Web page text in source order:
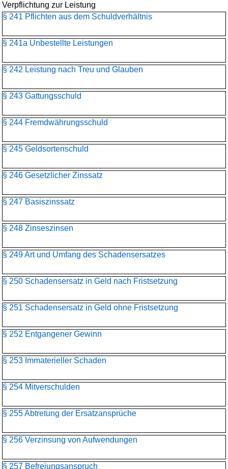
Verpflichtung zur Leistung
§ 241 Pflichten aus dem Schuldverhältnis
§ 241a Unbestellte Leistungen
§ 242 Leistung nach Treu und Glauben
§ 243 Gattungsschuld
§ 244 Fremdwährungsschuld
§ 245 Geldsortenschuld
§ 246 Gesetzlicher Zinssatz
§ 247 Basiszinssatz
§ 248 Zinseszinsen
§ 249 Art und Umfang des Schadensersatzes
§ 250 Schadensersatz in Geld nach Fristsetzung
§ 251 Schadensersatz in Geld ohne Fristsetzung
§ 252 Entgangener Gewinn
§ 253 Immaterieller Schaden
§ 254 Mitverschulden
§ 255 Abtretung der Ersatzansprüche
§ 256 Verzinsung von Aufwendungen
§ 257 Befreiungsanspruch